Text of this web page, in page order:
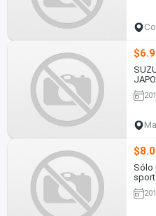
Sólo
sport